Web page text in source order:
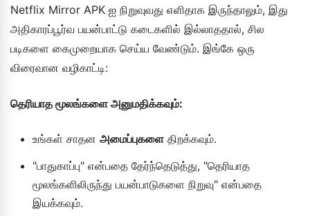
Netflix Mirror APK ஐ நிறுவுவது எளிதாக இருந்தாலும், இது
அதிகாரப்பூர்வ பயன்பாட்டு கடைகளில் இல்லாததால், சில
படிகளை கைமுறையாக செய்ய வேண்டும். இங்கே ஒரு
விரைவான வழிகாட்டி:
தெரியாத மூலங்களை அனுமதிக்கவும்:
உங்கள் சாதன அமைப்புகளை திறக்கவும்.
"பாதுகாப்பு" என்பதை தேர்ந்தெடுத்து, "தெரியாத
மூலங்களிலிருந்து பயன்பாடுகளை நிறுவு" என்பதை
இயக்கவும்.